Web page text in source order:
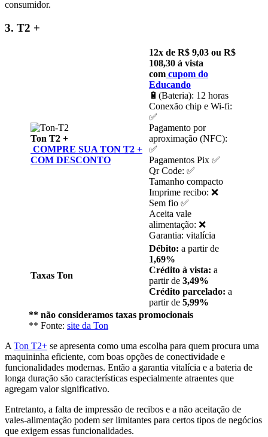
consumidor.
3. T2 +
Ton T2 +
COMPRE SUA TON T2 +
COM DESCONTO
12x de R$ 9,03 ou R$
108,30 à vista
com cupom do
Educando
🔋(Bateria): 12 horas
Conexão chip e Wi-fi:
✅
Pagamento por
aproximação (NFC):
✅
Pagamentos Pix ✅
Qr Code: ✅
Tamanho compacto
Imprime recibo: ❌
Sem fio ✅
Aceita vale
alimentação: ❌
Garantia: vitalícia
Taxas Ton
Débito: a partir de
1,69%
Crédito à vista: a
partir de 3,49%
Crédito parcelado: a
partir de 5,99%
** não consideramos taxas promocionais
** Fonte: site da Ton
A Ton T2+ se apresenta como uma escolha para quem procura uma
maquininha eficiente, com boas opções de conectividade e
funcionalidades modernas. Então a garantia vitalícia e a bateria de
longa duração são características especialmente atraentes que
agregam valor significativo.
Entretanto, a falta de impressão de recibos e a não aceitação de
vales-alimentação podem ser limitantes para certos tipos de negócios
que exigem essas funcionalidades.